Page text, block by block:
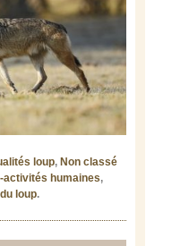
loup, Non classé
activités humaines,
loup.